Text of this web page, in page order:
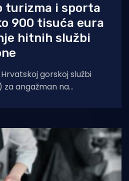
turizma i sporta
900 tisuća eura
hitnih službi
gorskoj službi
za angažman na
turistička